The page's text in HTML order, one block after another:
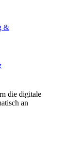
&
die digitale
an